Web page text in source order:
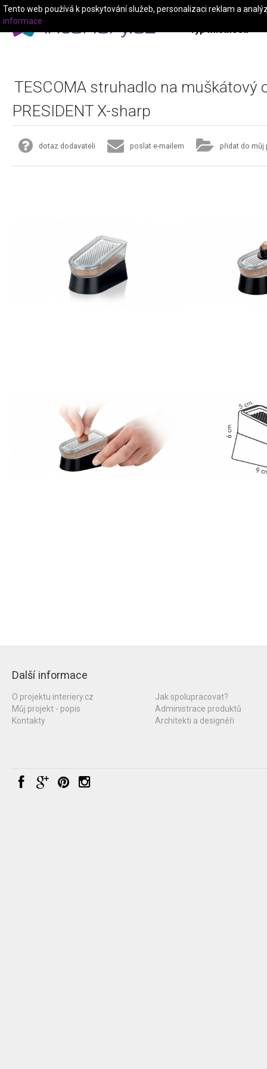
Typ místnosti
TESCOMA struhadlo na muškátový
PRESIDENT X-sharp
dotaz dodavateli poslat e-mailem přidat do můj
Další informace
O projektu interiery.cz
Můj projekt - popis
Kontakty
Jak spolupracovat?
Administrace produktů
Architekti a designéři
Tento web používá k poskytování služeb, personalizaci reklam a
informace